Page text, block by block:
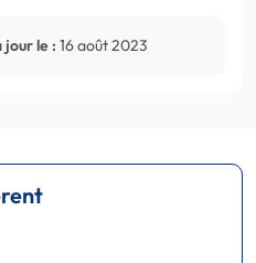
jour le : 16 août 2023